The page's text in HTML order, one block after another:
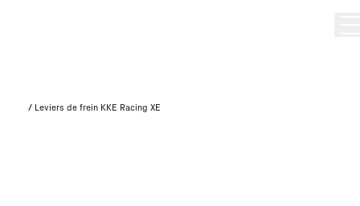
/ Leviers de frein KKE Racing XE